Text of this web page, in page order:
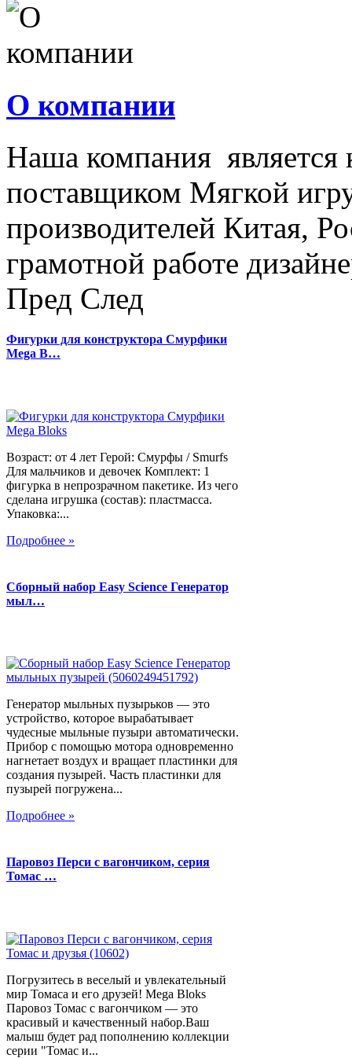
О компании
Наша компания
поставщиком Мягкой
производителей Китая,
грамотной работе
Пред След
Фигурки для конструктора Смурфики
Mega B…
Возраст: от 4 лет Герой: Смурфы / Smurfs
Для мальчиков и девочек Комплект: 1
фигурка в непрозрачном пакетике. Из чего
сделана игрушка (состав): пластмасса.
Упаковка:...
Подробнее »
Сборный набор Easy Science Генератор
мыл…
Генератор мыльных пузырьков — это
устройство, которое вырабатывает
чудесные мыльные пузыри автоматически.
Прибор с помощью мотора одновременно
нагнетает воздух и вращает пластинки для
создания пузырей. Часть пластинки для
пузырей погружена...
Подробнее »
Паровоз Перси с вагончиком, серия
Томас …
Погрузитесь в веселый и увлекательный
мир Томаса и его друзей! Mega Bloks
Паровоз Томас с вагончиком — это
красивый и качественный набор.Ваш
малыш будет рад пополнению коллекции
серии "Томас и...